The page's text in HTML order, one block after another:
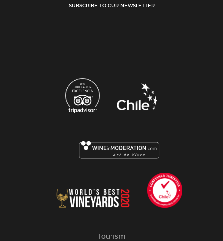
SUBSCRIBE TO OUR NEWSLETTER
Tourism